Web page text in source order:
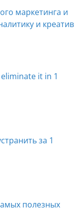
маркетинга и
и креатив
it in 1
за 1
полезных